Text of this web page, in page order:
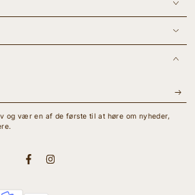
og vær en af de første til at høre om nyheder,
FacebookInstagram